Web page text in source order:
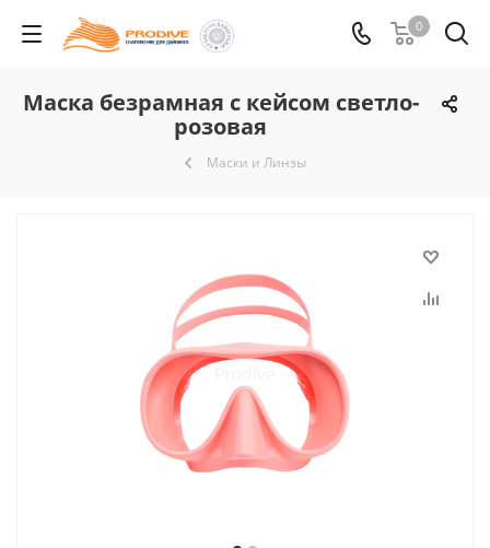
0
Маска безрамная c кейсом светло-
розовая
Маски и Линзы